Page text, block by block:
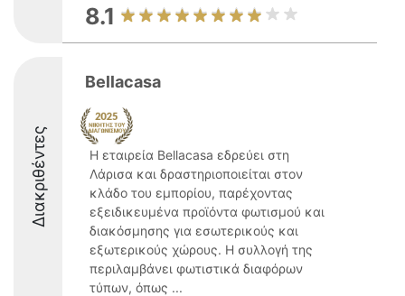
8.1
Διακριθέντες
Bellacasa
Η εταιρεία Bellacasa εδρεύει στη
Λάρισα και δραστηριοποιείται στον
κλάδο του εμπορίου, παρέχοντας
εξειδικευμένα προϊόντα φωτισμού και
διακόσμησης για εσωτερικούς και
εξωτερικούς χώρους. Η συλλογή της
περιλαμβάνει φωτιστικά διαφόρων
τύπων, όπως ...